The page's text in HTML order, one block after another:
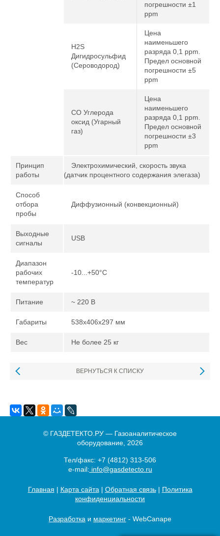
погрешности ±1
ppm
H2S
Дигидросульфид
(Сероводород)
Цена
наименьшего
разряда 0,1 ppm.
Предел основной
погрешности ±5
ppm
CO Углерода
оксид (Угарный
газ)
Цена
наименьшего
разряда 0,1 ppm.
Предел основной
погрешности ±3
ppm
Принцип
работы
Электрохимический, скорость звука
(датчик процентного содержания элегаза)
Способ
отбора
пробы
Диффузионный (конвекционный)
Выходные
сигналы
USB
Диапазон
рабочих
температур
-10...+50°C
Питание ~ 220 В
Габариты 538x406x297 мм
Вес Не более 25 кг
ВЕРНУТЬСЯ К СПИСКУ
© ГАЗДЕТЕКТО.РУ — Газоаналитическое
оборудование, 2026
Тел/факс: +7 (4812) 313-506
e-mail: info@gasdetecto.ru
Главная | Карта сайта| Обратная связь| Политика
конфиденциальности
Разработка и маркетинг - WebCanape